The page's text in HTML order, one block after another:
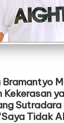
Bramantyo
Kekerasan
Sutradara
Tidak